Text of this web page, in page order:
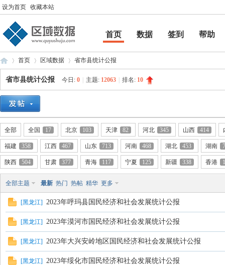
设为首页 收藏本站
首页 数据 签到
帮助
帮助
»
首页
›
区域数据 省市县统计公报
省市县统计公报 今日: 0 主题: 12063 排名: 10
全部 全国 17 北京 103 天津 82 河北 345 山西 414
福建 358 江西 467 山东 713 河南 468 湖北 453 湖南
陕西 504 甘肃 377 青海 117 宁夏 125 新疆 338 香港 1
全部主题 最新 热门 热帖 精华 更多
[黑龙江] 2023年呼玛县国民经济和社会发展统计公报
[黑龙江] 2023年漠河市国民经济和社会发展统计公报
[黑龙江] 2023年大兴安岭地区国民经济和社会发展统计公报
[黑龙江] 2023年绥化市国民经济和社会发展统计公报